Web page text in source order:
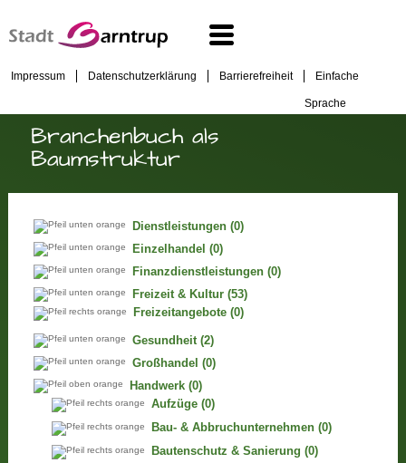
Impressum Datenschutzerklärung Barrierefreiheit Einfache
Sprache
Branchenbuch als
Baumstruktur
Dienstleistungen (0)
Einzelhandel (0)
Finanzdienstleistungen (0)
Freizeit & Kultur (53)
Freizeitangebote (0)
Gesundheit (2)
Großhandel (0)
Handwerk (0)
Aufzüge (0)
Bau- & Abbruchunternehmen (0)
Bautenschutz & Sanierung (0)